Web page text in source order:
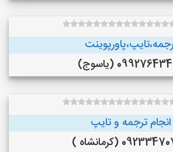
(یاسوج)
انجام ترجمه و تایپ
(کرمانشاه )